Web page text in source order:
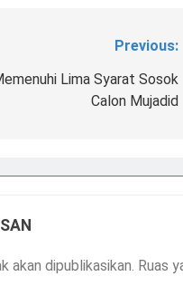
Previous:
Lima Syarat Sosok
Calon Mujadid
akan dipublikasikan. Ruas